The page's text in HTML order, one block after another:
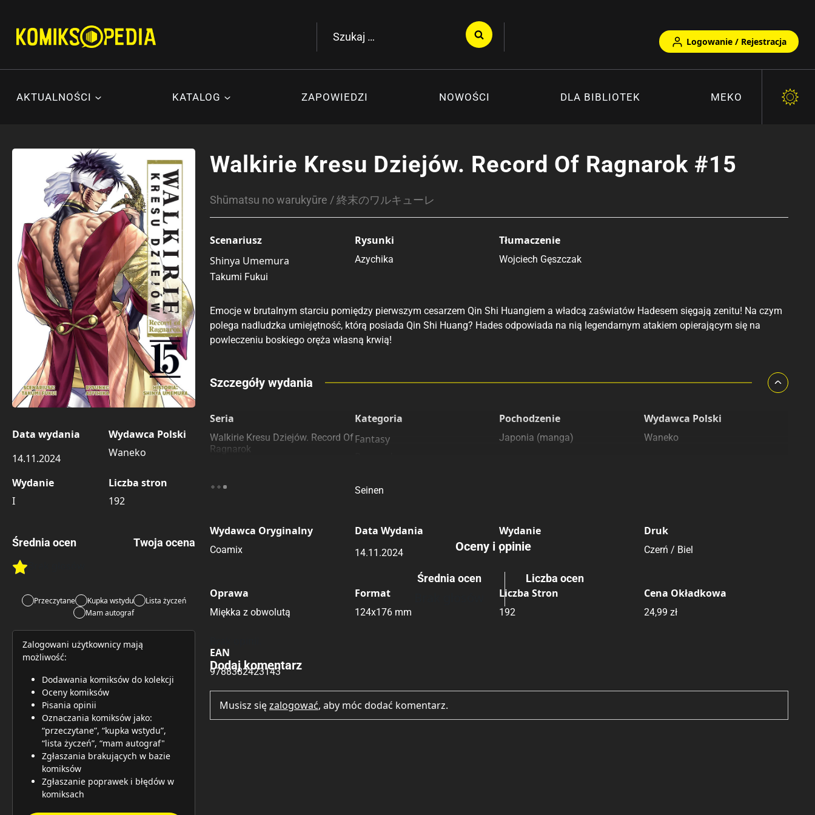
treści
Szukaj:
Logowanie / Rejestracja
AKTUALNOŚCI KATALOG ZAPOWIEDZI NOWOŚCI DLA BIBLIOTEK MEKO
Data wydania
14.11.2024
Wydawca Polski
Waneko
Wydanie
I
Liczba stron
192
Średnia ocen
Rate this item:
Twoja ocena
Przeczytane Kupka wstydu
Lista życzeń
Mam autograf
Zalogowani użytkownicy mają
możliwość:
Dodawania komiksów do kolekcji
Oceny komiksów
Pisania opinii
Oznaczania komiksów jako:
“przeczytane”, “kupka wstydu”,
“lista życzeń”, “mam autograf"
Zgłaszania brakujących w bazie
komiksów
Zgłaszanie poprawek i błędów w
komiksach
Walkirie Kresu Dziejów. Record Of Ragnarok #15
Shūmatsu no warukyūre / 終末のワルキューレ
Scenariusz
Shinya Umemura
Takumi Fukui
Rysunki
Azychika
Tłumaczenie
Wojciech Gęszczak
Emocje w brutalnym starciu pomiędzy pierwszym cesarzem Qin Shi Huangiem a władcą zaświatów Hadesem sięgają zenitu! Na czym
polega nadludzka umiejętność, którą posiada Qin Shi Huang? Hades odpowiada na nią legendarnym atakiem opierającym się na
powleczeniu boskiego oręża własną krwią!
Porównaj ceny
Szczegóły wydania
Seria
Walkirie Kresu Dziejów. Record Of
Ragnarok
Kategoria
Fantasy
Seinen
Pochodzenie
Japonia (manga)
Wydawca Polski
Waneko
Wydawca Oryginalny
Coamix
Data Wydania
14.11.2024
Wydanie
I
Druk
Czerń / Biel
Oprawa
Miękka z obwolutą
Format
124x176 mm
Liczba Stron
192
Cena Okładkowa
24,99 zł
EAN
9788382423143
Oceny i opinie
Średnia ocen Liczba ocen
Dodaj komentarz
Musisz sięzalogować, aby móc dodać komentarz.